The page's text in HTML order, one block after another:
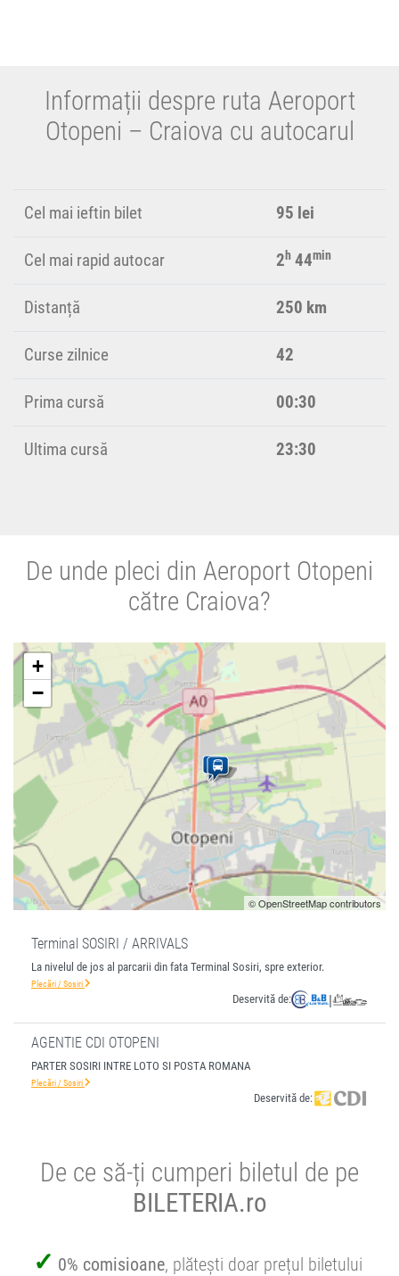
Informații despre ruta Aeroport
Otopeni – Craiova cu autocarul
Cel mai ieftin bilet 95 lei
Cel mai rapid autocar 2h 44min
Distanță 250 km
Curse zilnice 42
Prima cursă 00:30
Ultima cursă 23:30
De unde pleci din Aeroport Otopeni
către Craiova?
+
−
© OpenStreetMap contributors
Terminal SOSIRI / ARRIVALS
La nivelul de jos al parcarii din fata Terminal Sosiri, spre exterior.
Plecări / Sosiri
Deservită de: |
AGENTIE CDI OTOPENI
PARTER SOSIRI INTRE LOTO SI POSTA ROMANA
Plecări / Sosiri
Deservită de:
De ce să-ți cumperi biletul de pe
BILETERIA.ro
0% comisioane, plătești doar prețul biletului